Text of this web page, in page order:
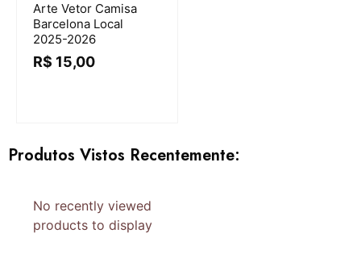
Arte Vetor Camisa
Barcelona Local
2025-2026
R$ 15,00
Produtos Vistos Recentemente:
No recently viewed
products to display